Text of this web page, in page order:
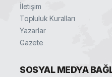
İletişim
Topluluk Kuralları
Yazarlar
Gazete
SOSYAL MEDYA